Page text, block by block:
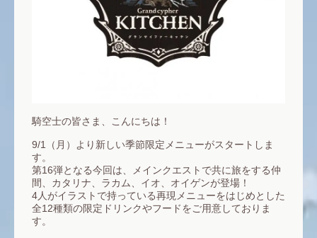
騎空士の皆さま、こんにちは！
9/1（月）より新しい季節限定メニューがスタートしま
す。
第16弾となる今回は、メインクエストで共に旅をする仲
間、カタリナ、ラカム、イオ、オイゲンが登場！
4人がイラストで持っている再現メニューをはじめとした
全12種類の限定ドリンクやフードをご用意しておりま
す。